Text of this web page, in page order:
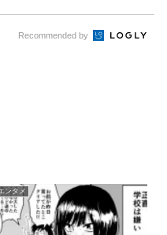
Recommended by
ンタメ